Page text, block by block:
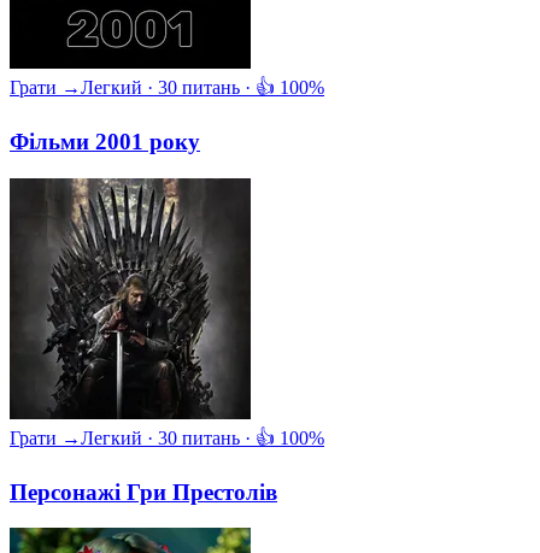
Грати →Легкий · 30 питань · 👍 100%
Фільми 2001 року
Грати →Легкий · 30 питань · 👍 100%
Персонажі Гри Престолів